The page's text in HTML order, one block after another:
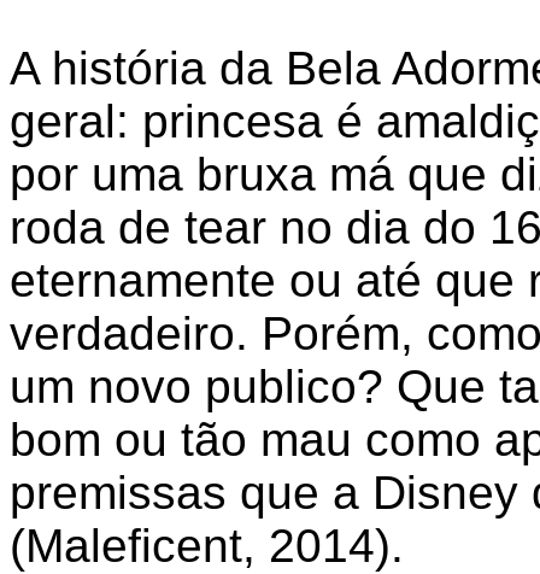
A história da Bela
geral: princesa é
por uma bruxa má que
roda de tear no dia do
eternamente ou até que
verdadeiro. Porém,
um novo publico? Que
bom ou tão mau como
premissas que a
(Maleficent, 2014).